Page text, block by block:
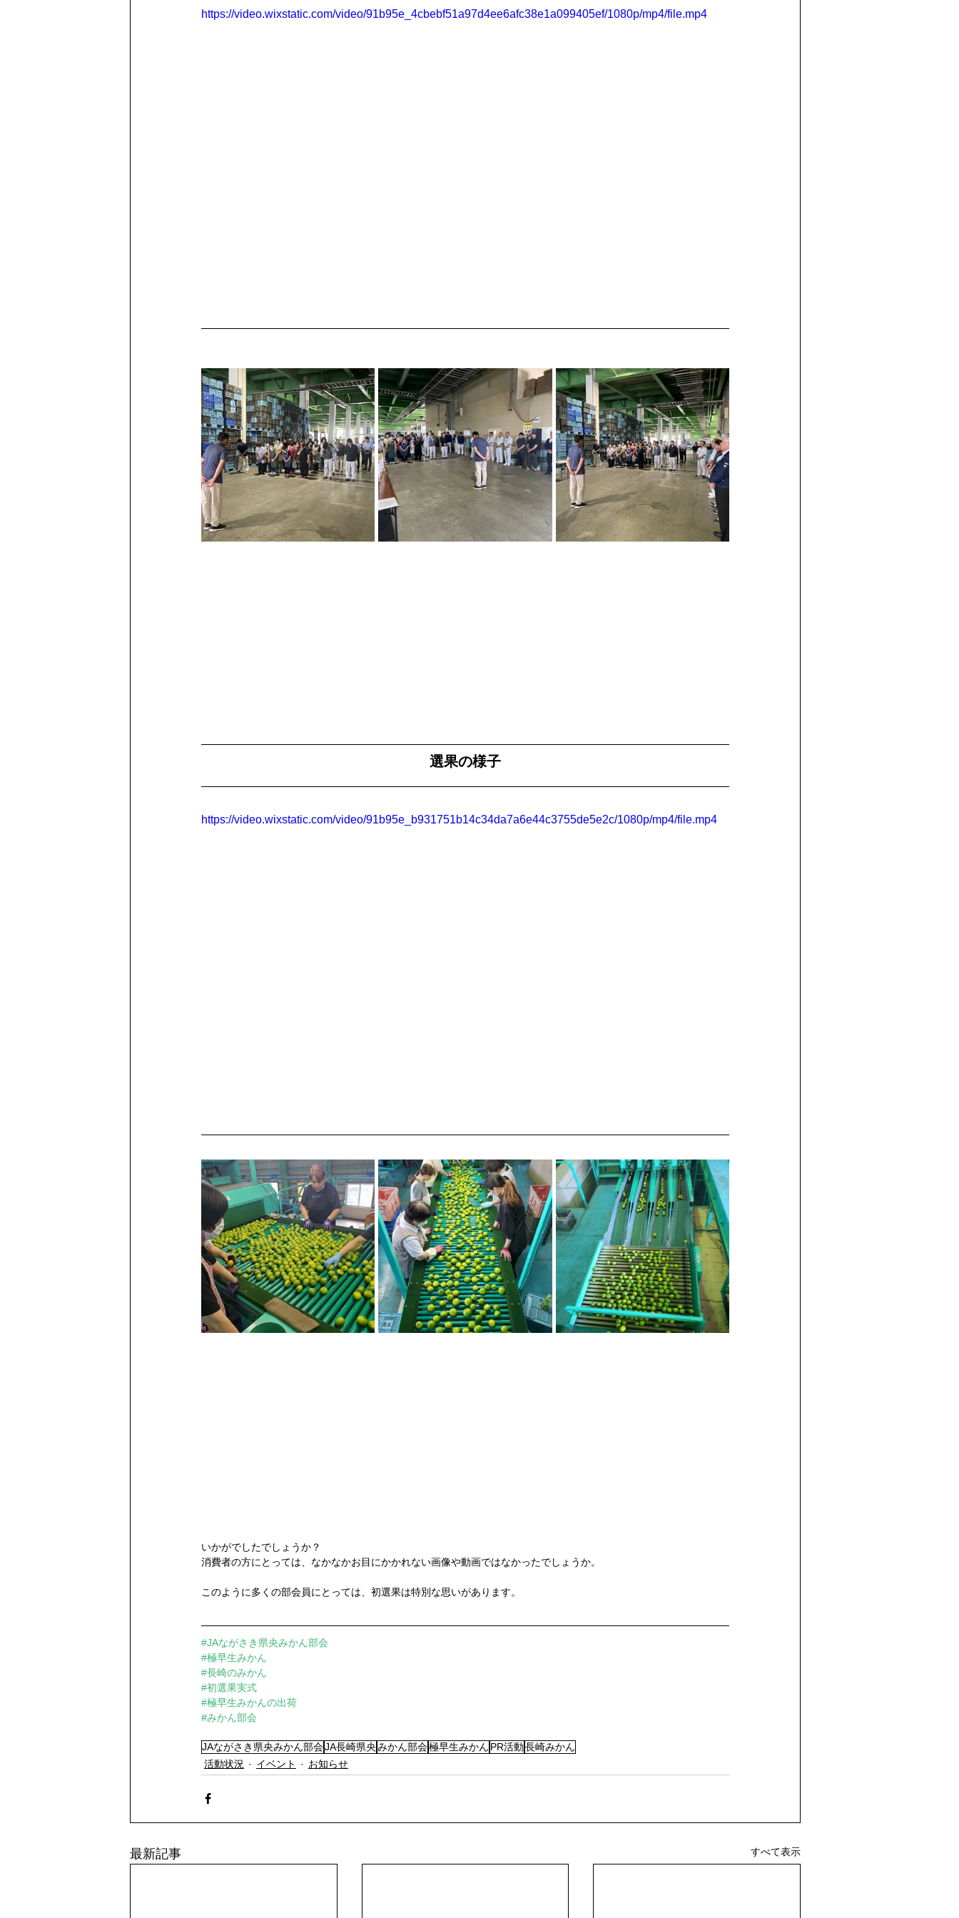
https://video.wixstatic.com/video/91b95e_4cbebf51a97d4ee6afc38e1a099405ef/1080p/mp4/file.mp4
選果の様子
https://video.wixstatic.com/video/91b95e_b931751b14c34da7a6e44c3755de5e2c/1080p/mp4/file.mp4
いかがでしたでしょうか？
消費者の方にとっては、なかなかお目にかかれない画像や動画ではなかったでしょうか。
このように多くの部会員にとっては、初選果は特別な思いがあります。
#JAながさき県央みかん部会
#極早生みかん
#長崎のみかん
#初選果実式
#極早生みかんの出荷
#みかん部会
JAながさき県央みかん部会JA長崎県央みかん部会極早生みかん PR活動長崎みかん
活動状況
イベント お知らせ
最新記事 すべて表示